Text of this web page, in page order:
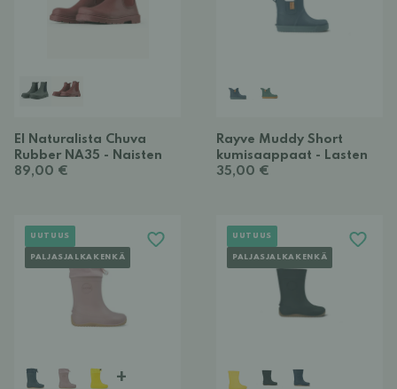
El Naturalista Chuva
Rubber NA35 - Naisten
89,00 €
Rayve Muddy Short
kumisaappaat - Lasten
35,00 €
+
UUTUUS
PALJASJALKAKENKÄ
UUTUUS
PALJASJALKAKENKÄ